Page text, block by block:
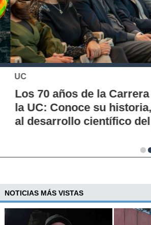
UC
Los 70 años de la Carrera
la UC: Conoce su historia,
al desarrollo científico del
NOTICIAS MÁS VISTAS